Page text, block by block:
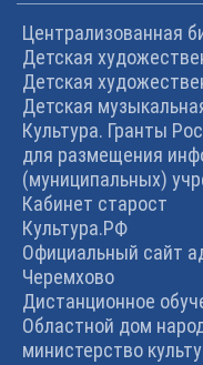
Централизованная
Детская
Детская
Детская
Культура. Гранты
для размещения
(муниципальных)
Кабинет старост
Культура.РФ
Официальный сайт
Черемхово
Дистанционное
Областной дом
министерство